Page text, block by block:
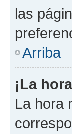
las
Arriba
¡La
La hora